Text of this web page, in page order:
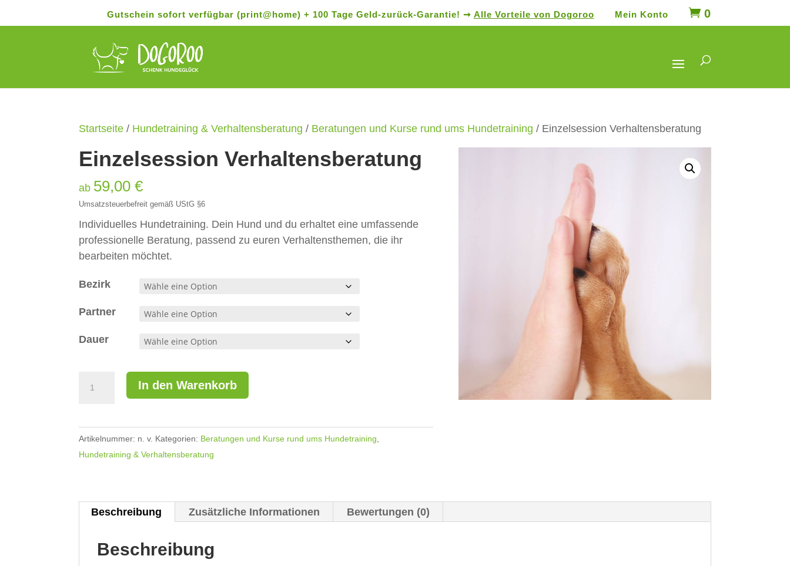
Gutschein sofort verfügbar (print@home) + 100 Tage Geld-zurück-Garantie! ➞ Alle Vorteile von Dogoroo Mein Konto 0
Startseite / Hundetraining & Verhaltensberatung / Beratungen und Kurse rund ums Hundetraining / Einzelsession Verhaltensberatung
Einzelsession Verhaltensberatung
ab 59,00€
Umsatzsteuerbefreit gemäß UStG §6
Individuelles Hundetraining. Dein Hund und du erhaltet eine umfassende
professionelle Beratung, passend zu euren Verhaltensthemen, die ihr
bearbeiten möchtet.
Bezirk
Partner
Dauer
Einzelsession
Verhaltensberatung
In den Warenkorb
l
e
r
i
v
Artikelnummer: n. v. Kategorien: Beratungen und Kurse rund ums Hundetraining
Hundetraining & Verhaltensberatung
Beschreibung Zusätzliche Informationen Bewertungen (0)
Beschreibung